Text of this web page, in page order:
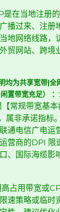
是在当地注册
播过来、注册
地网络线路，
贸网站、跨境
均为共享宽带|
置带宽充足） ​：
常规带宽基
属非承诺指标
通电信广电运
营商的DPI 限
、国际海缆影
高占用带宽或
速策略或临时